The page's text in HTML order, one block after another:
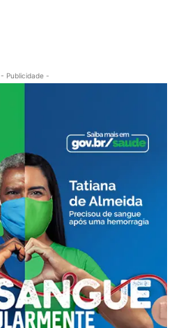
- Publicidade -